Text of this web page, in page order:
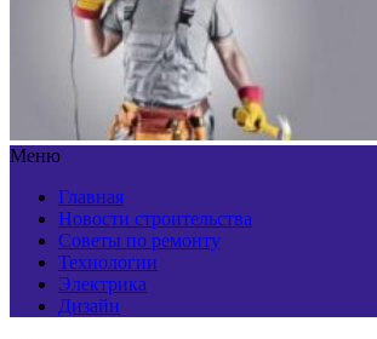
Меню
Главная
Новости строительства
Советы по ремонту
Технологии
Электрика
Дизайн